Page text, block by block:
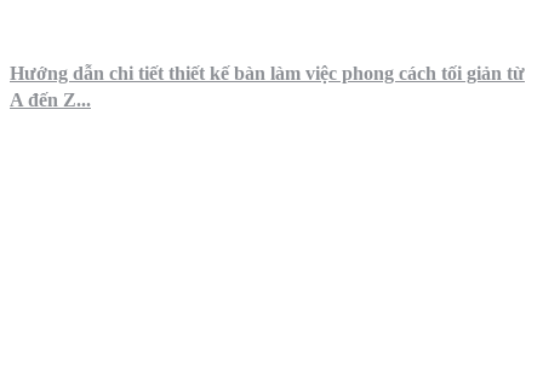
Hướng dẫn chi tiết thiết kế bàn làm việc phong cách tối giản từ
A đến Z...